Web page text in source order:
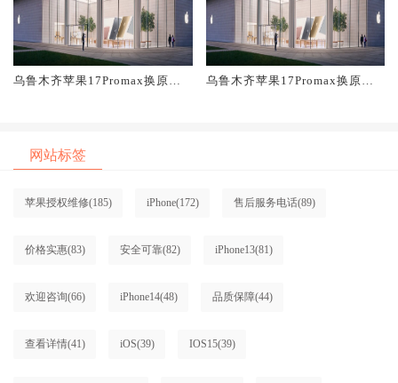
乌鲁木齐苹果17Promax换原装
乌鲁木齐苹果17Promax换原装
网站标签
苹果授权维修(185) iPhone(172) 售后服务电话(89)
价格实惠(83) 安全可靠(82) iPhone13(81)
欢迎咨询(66) iPhone14(48) 品质保障(44)
查看详情(41) iOS(39) IOS15(39)